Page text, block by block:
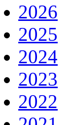
2026
2025
2024
2023
2022